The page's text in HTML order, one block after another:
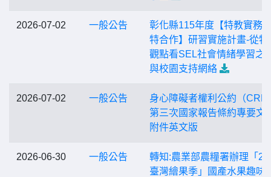
2026-07-02 一般公告
彰化縣115年度【特教實務
特合作】研習實施計畫-從特
觀點看SEL社會情緒學習之
與校園支持網絡
2026-07-02 一般公告
身心障礙者權利公約（
第三次國家報告條約專要文
附件英文版
2026-06-30 一般公告
轉知:農業部農糧署辦理「
臺灣繪果季」國產水果趣味